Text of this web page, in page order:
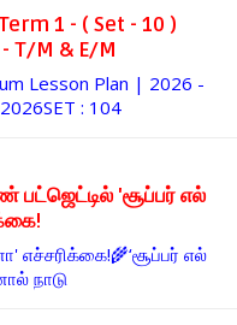
1 - ( Set - 10 )
T/M & E/M
Lesson Plan | 2026 -
: 104
பட்ஜெட்டில் 'சூப்பர் எல்
எச்சரிக்கை!🌾‘சூப்பர் எல்
நாடு